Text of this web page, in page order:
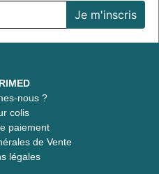
nous ?
colis
paiement
de Vente
légales